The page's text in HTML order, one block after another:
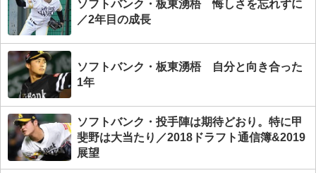
ソフトバンク・板東湧梧 悔しさを忘れずに
／2年目の成長
ソフトバンク・板東湧梧 自分と向き合った
1年
ソフトバンク・投手陣は期待どおり。特に甲
斐野は大当たり／2018ドラフト通信簿&2019
展望